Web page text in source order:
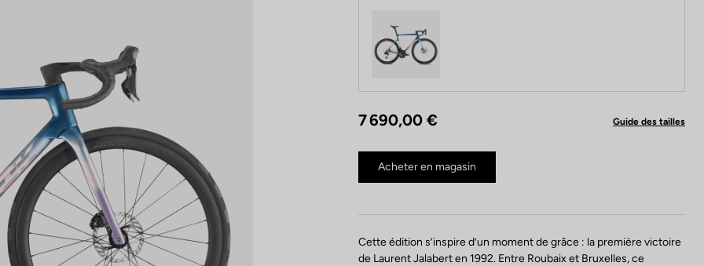
7 690,00 € Guide des tailles
Acheter en magasin
Cette édition s’inspire d’un moment de grâce : la première victoire
de Laurent Jalabert en 1992. Entre Roubaix et Bruxelles, ce